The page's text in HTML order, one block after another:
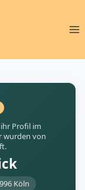
Profil im
wurden von
Köln